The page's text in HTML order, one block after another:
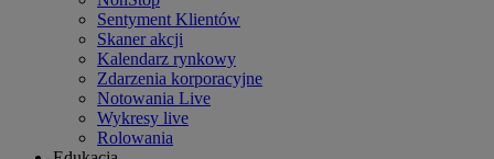
Sentyment Klientów
Skaner akcji
Kalendarz rynkowy
Zdarzenia korporacyjne
Notowania Live
Wykresy live
Rolowania